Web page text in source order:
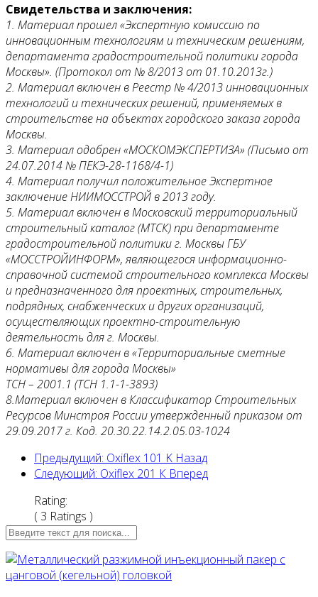
Свидетельства и заключения:
1. Материал прошел «Экспертную комиссию по
инновационным технологиям и техническим решениям,
департамента градостроительной политики города
Москвы». (Протокол от № 8/2013 от 01.10.2013г.)
2. Материал включен в Реестр № 4/2013 инновационных
технологий и технических решений, применяемых в
строительстве на объектах городского заказа города
Москвы.
3. Материал одобрен «МОСКОМЭКСПЕРТИЗА» (Письмо от
24.07.2014 № ПЕКЭ-28-1168/4-1)
4. Материал получил положительное Экспертное
заключение НИИМОССТРОЙ в 2013 году.
5. Материал включен в Московский территориальный
строительный каталог (МТСК) при департаменте
градостроительной политики г. Москвы ГБУ
«МОССТРОЙИНФОРМ», являющегося информационно-
справочной системой строительного комплекса Москвы
и предназначенного для проектных, строительных,
подрядных, снабженческих и других организаций,
осуществляющих проектно-строительную
деятельность для г. Москвы.
6. Материал включен в «Территориальные сметные
нормативы для города Москвы»
ТСН – 2001.1 (ТСН 1.1-1-3893)
8.Материал включен в Классификатор Строительных
Ресурсов Минстроя России утвержденный приказом от
29.09.2017 г. Код. 20.30.22.14.2.05.03-1024
Предыдущий: Oxiflex 101 K Назад
Следующий: Oxiflex 201 К Вперед
Rating:
( 3 Ratings )